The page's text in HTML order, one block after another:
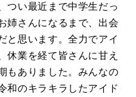
つい最近まで中学生だっ
姉さんになるまで、出会
と思います。全力でアイ
休業を経て皆さんに甘え
もありました。みんなの
和のキラキラしたアイド